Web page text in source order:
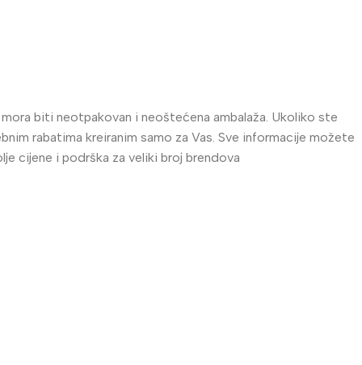
biti neotpakovan i neoštećena ambalaža. Ukoliko ste
rabatima kreiranim samo za Vas. Sve informacije možete
cijene i podrška za veliki broj brendova